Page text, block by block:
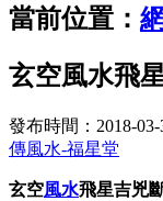
當前位置：
玄空風水飛
發布時間：2018-03-
傳風水-福星堂
玄空風水飛星吉兇斷